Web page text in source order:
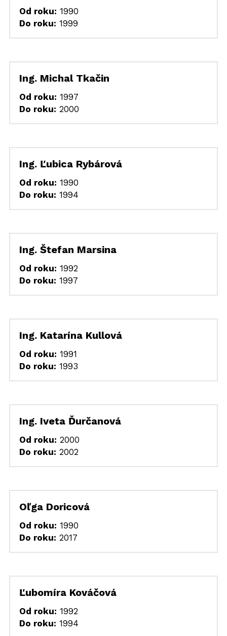
Od roku: 1990
Do roku: 1999
Ing. Michal Tkačin
Od roku: 1997
Do roku: 2000
Ing. Ľubica Rybárová
Od roku: 1990
Do roku: 1994
Ing. Štefan Marsina
Od roku: 1992
Do roku: 1997
Ing. Katarína Kullová
Od roku: 1991
Do roku: 1993
Ing. Iveta Ďurčanová
Od roku: 2000
Do roku: 2002
Oľga Doricová
Od roku: 1990
Do roku: 2017
Ľubomíra Kováčová
Od roku: 1992
Do roku: 1994